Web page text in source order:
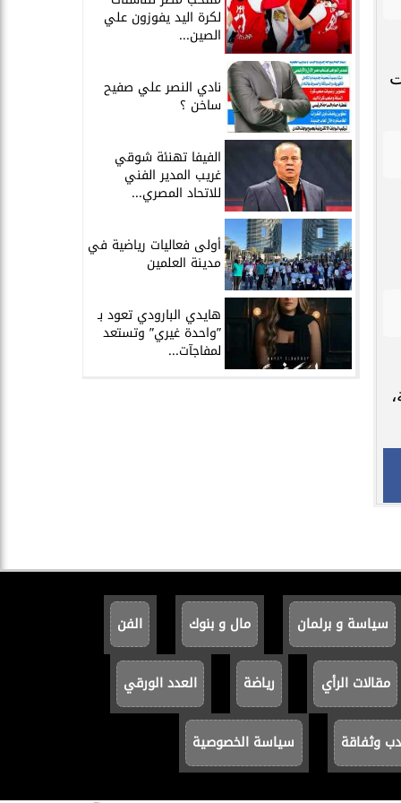
لكرة اليد يفوزون علي
الصين...
نادي النصر علي صفيح
ساخن ؟
الفيفا تهنئة شوقي
غريب المدير الفني
للاتحاد المصري...
أولى فعاليات رياضية في
مدينة العلمين
هايدي البارودي تعود بـ
”واحدة غيري” وتستعد
لمفاجآت...
سياسة و برلمان مال و بنوك الفن
مقالات الرأي رياضة العدد الورقي
وثفاقة سياسة الخصوصية